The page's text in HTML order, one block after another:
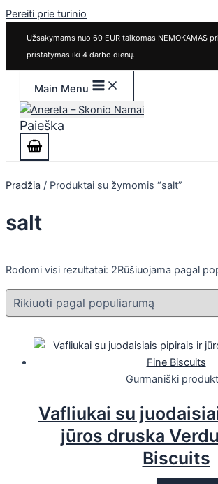
Pereiti prie turinio
Užsakymams nuo 60 EUR taikomas NEMOKAMAS
pristatymas iki 4 darbo dienų.
Main Menu
Paieška
Pradžia / Produktai su žymomis “salt”
salt
Rodomi visi rezultatai: 2Rūšiuojama pagal
Gurmaniški
Vafliukai su
jūros druska
Biscuits